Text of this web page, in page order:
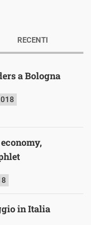
a Bologna
in Italia
RECENTI